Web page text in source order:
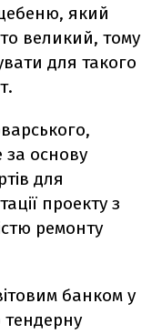
який
великий, тому
для такого
за основу
для
проекту з
ремонту
банком у
тендерну